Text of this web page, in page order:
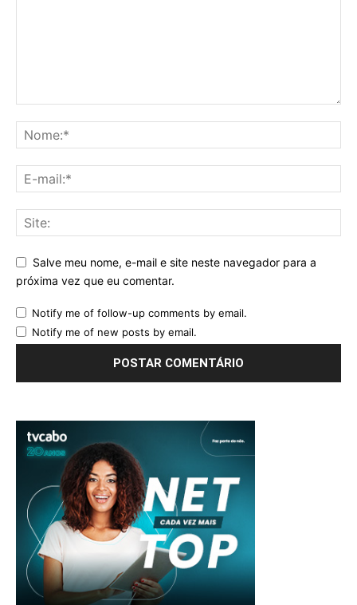
Salve meu nome, e-mail e site neste navegador para a
próxima vez que eu comentar.
Notify me of follow-up comments by email.
Notify me of new posts by email.